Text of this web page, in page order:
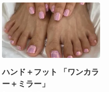
ハンド＋フット 「ワンカラ
ー＋ミラー」